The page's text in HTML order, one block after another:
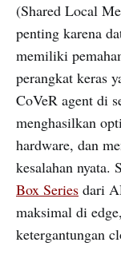
(Shared Local
penting karena
memiliki
perangkat keras
CoVeR agent di
menghasilkan
hardware, dan
kesalahan nyata.
Box Series dari
maksimal di
ketergantungan